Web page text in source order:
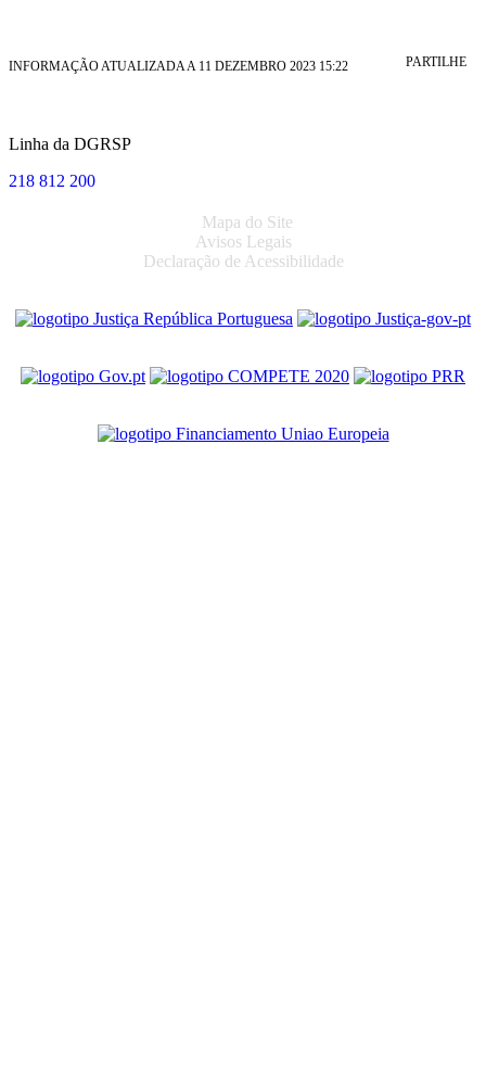
INFORMAÇÃO ATUALIZADA A 11 DEZEMBRO 2023 15:22 PARTILHE
Linha da DGRSP
218 812 200
Mapa do Site
Avisos Legais
Declaração de Acessibilidade